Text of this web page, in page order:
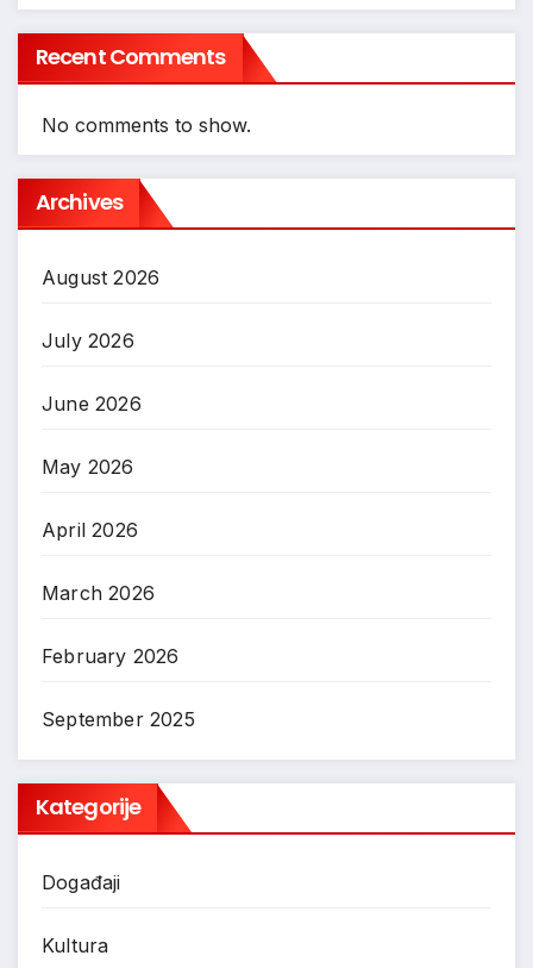
Recent Comments
No comments to show.
Archives
August 2026
July 2026
June 2026
May 2026
April 2026
March 2026
February 2026
September 2025
Kategorije
Događaji
Kultura